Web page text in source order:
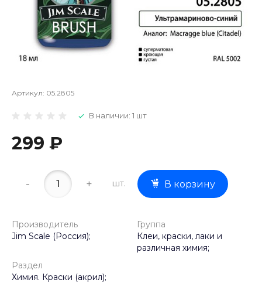
Артикул: 05.2805
В наличии: 1 шт
299 ₽
- + шт. В корзину
Производитель
Jim Scale (Россия);
Группа
Клеи, краски, лаки и
различная химия;
Раздел
Химия. Краски (акрил);